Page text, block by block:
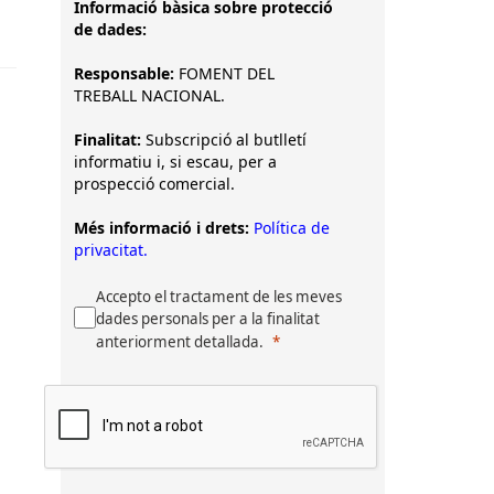
Informació bàsica sobre protecció
de dades:
Responsable: FOMENT DEL
TREBALL NACIONAL.
Finalitat: Subscripció al butlletí
informatiu i, si escau, per a
prospecció comercial.
Més informació i drets: Política de
privacitat.
Accepto el tractament de les meves
dades personals per a la finalitat
anteriorment detallada.